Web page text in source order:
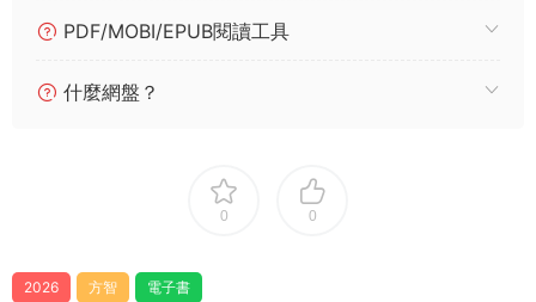
PDF/MOBI/EPUB閱讀工具
什麼網盤？
0 0
2026 方智 電子書